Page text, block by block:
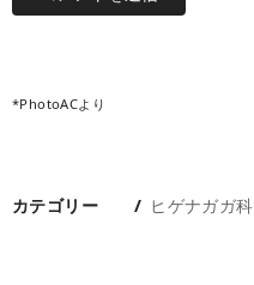
*PhotoACより
カテゴリー ヒゲナガガ科